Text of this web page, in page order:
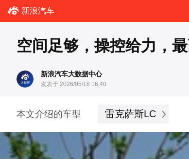
新浪汽车
空间足够，操控给力，
新浪汽车大数据中心
发表于 2026/05/18 16:40
本文介绍的车型 雷克萨斯LC